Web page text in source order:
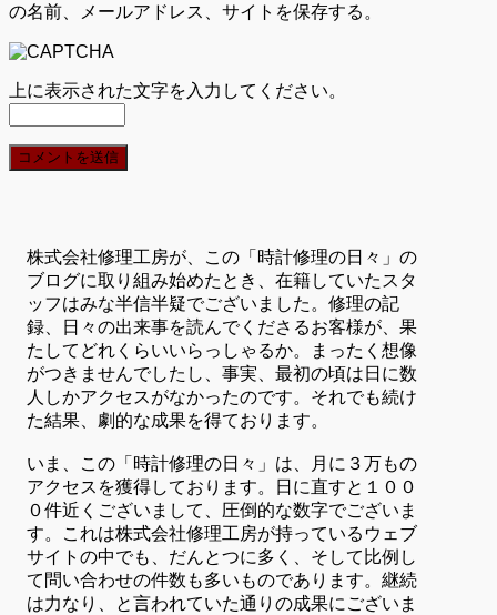
の名前、メールアドレス、サイトを保存する。
上に表示された文字を入力してください。
株式会社修理工房が、この「時計修理の日々」の
ブログに取り組み始めたとき、在籍していたスタ
ッフはみな半信半疑でございました。修理の記
録、日々の出来事を読んでくださるお客様が、果
たしてどれくらいいらっしゃるか。まったく想像
がつきませんでしたし、事実、最初の頃は日に数
人しかアクセスがなかったのです。それでも続け
た結果、劇的な成果を得ております。
いま、この「時計修理の日々」は、月に３万もの
アクセスを獲得しております。日に直すと１００
０件近くございまして、圧倒的な数字でございま
す。これは株式会社修理工房が持っているウェブ
サイトの中でも、だんとつに多く、そして比例し
て問い合わせの件数も多いものであります。継続
は力なり、と言われていた通りの成果にございま